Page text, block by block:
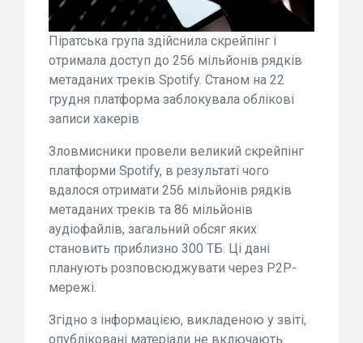
Піратська група здійснила скрейпінг і
отримала доступ до 256 мільйонів рядків
метаданих треків Spotify. Станом на 22
грудня платформа заблокувала облікові
записи хакерів
Зловмисники провели великий скрейпінг
платформи Spotify, в результаті чого
вдалося отримати 256 мільйонів рядків
метаданих треків та 86 мільйонів
аудіофайлів, загальний обсяг яких
становить приблизно 300 ТБ. Ці дані
планують розповсюджувати через P2P-
мережі.
Згідно з інформацією, викладеною у звіті,
опубліковані матеріали не включають